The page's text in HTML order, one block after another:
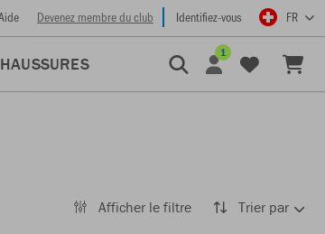
Devenez membre du club Identifiez-vous FR
1
Afficher le filtre Trier par